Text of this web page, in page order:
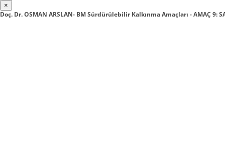
×
Doç. Dr. OSMAN ARSLAN- BM Sürdürülebilir Kalkınma Amaçları - AMAÇ 9: